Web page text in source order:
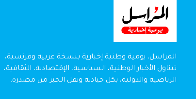
المراسل، يومية وطنية إخبارية بنسخة عربية وفرنسية،
تتناول الأخبار الوطنية، السياسية، الإقتصادية، الثقافية،
الرياضية والدولية، بكل حيادية ونقل الخبر من مصدره.